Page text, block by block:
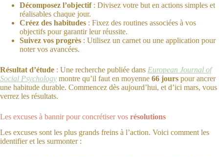
Décomposez l’objectif: Divisez votre but en actions simples et
réalisables chaque jour.
Créez des habitudes : Fixez des routines associées à vos
objectifs pour garantir leur réussite.
Suivez vos progrès : Utilisez un carnet ou une application pour
noter vos avancées.
Résultat d’étude : Une recherche publiée dans European Journal of
Social Psychology montre qu’il faut en moyenne 66 jours pour ancrer
une habitude durable. Commencez dès aujourd’hui, et d’ici mars, vous
verrez les résultats.
Les excuses à bannir pour concrétiser vos résolutions
Les excuses sont les plus grands freins à l’action. Voici comment les
identifier et les surmonter :